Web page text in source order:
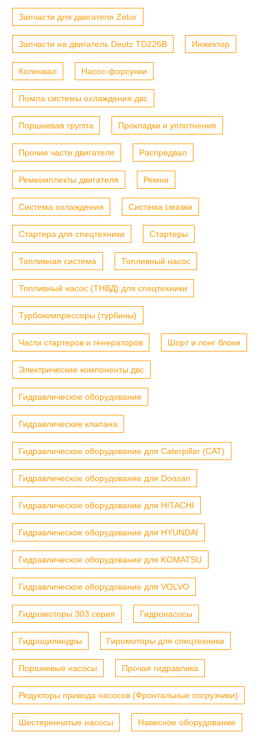
Запчасти для двигателя Zetor
Запчасти на двигатель Deutz TD226B Инжектор
Коленвал Насос-форсунки
Помпа системы охлаждения двс
Поршневая группа Прокладки и уплотнения
Прочие части двигателя Распредвал
Ремкомплекты двигателя Ремни
Система охлаждения Система смазки
Стартера для спецтехники Стартеры
Топливная система Топливный насос
Топливный насос (ТНВД) для спецтехники
Турбокомпрессоры (турбины)
Части стартеров и генераторов Шорт и лонг блоки
Электрические компоненты двс
Гидравлическое оборудование
Гидравлические клапана
Гидравлическое оборудование для Caterpillar (CAT)
Гидравлическое оборудование для Doosan
Гидравлическое оборудование для HITACHI
Гидравлическое оборудование для HYUNDAI
Гидравлическое оборудование для KOMATSU
Гидравлическое оборудование для VOLVO
Гидромоторы 303 серия Гидронасосы
Гидроцилиндры Гиромоторы для спецтехники
Поршневые насосы Прочая гидравлика
Редукторы привода насосов (Фронтальные погрузчики)
Шестеренчатые насосы Навесное оборудование